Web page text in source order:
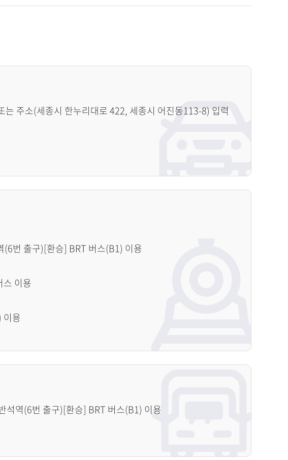
주소(세종시 한누리대로 422, 세종시 어진동113-8) 입력
(6번 출구)[환승] BRT 버스(B1) 이용
이용
이용
석역(6번 출구)[환승] BRT 버스(B1) 이용